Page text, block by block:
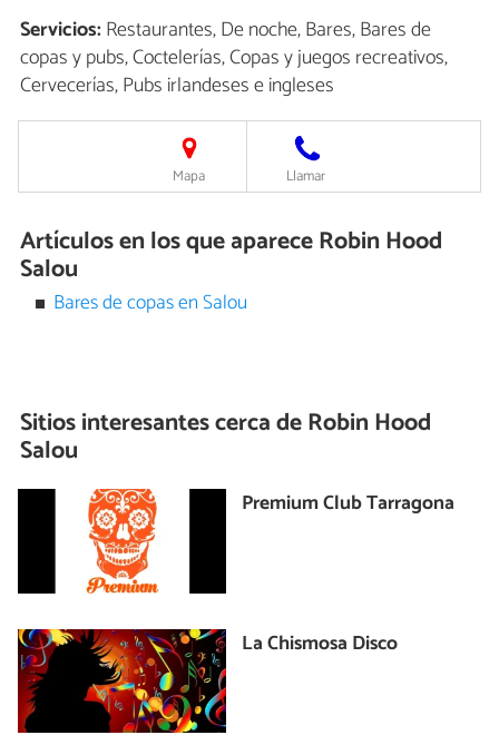
Servicios:Restaurantes, De noche, Bares, Bares de
copas y pubs, Coctelerías, Copas y juegos recreativos,
Cervecerías, Pubs irlandeses e ingleses
Mapa Llamar
Artículos en los que aparece Robin Hood
Salou
Bares de copas en Salou
Sitios interesantes cerca deRobin Hood
Salou
Premium Club Tarragona
La Chismosa Disco